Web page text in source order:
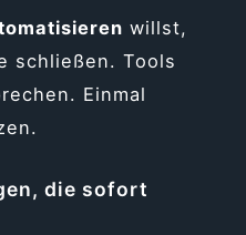
willst,
schließen. Tools
Einmal
die sofort